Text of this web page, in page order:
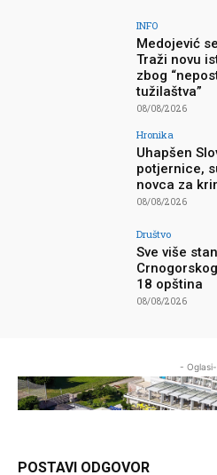
INFO
Medojević
Traži novu
zbog
tužilaštva”
08/08/2026
Hronika
Uhapšen
potjernice,
novca za
08/08/2026
Društvo
Sve više
18 opština
08/08/2026
- Oglasi-
POSTAVI ODGOVOR